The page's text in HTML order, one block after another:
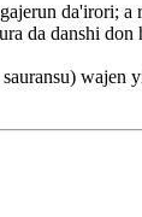
da'irori;
da danshi don
wajen